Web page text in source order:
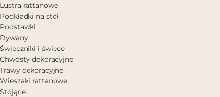
Lustra rattanowe
Podkładki na stół
Podstawki
Dywany
Świeczniki i świece
Chwosty dekoracyjne
Trawy dekoracyjne
Wieszaki rattanowe
Stojące